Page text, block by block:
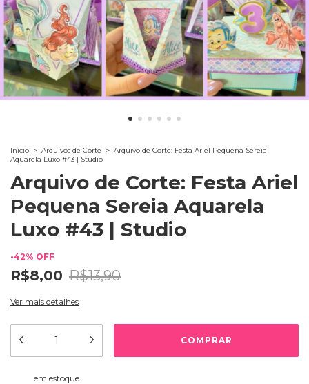
Início > Arquivos de Corte > Arquivo de Corte: Festa Ariel Pequena Sereia
Aquarela Luxo #43 | Studio
Arquivo de Corte: Festa Ariel
Pequena Sereia Aquarela
Luxo #43 | Studio
-42% OFF
R$8,00 R$13,90
Ver mais detalhes
em estoque